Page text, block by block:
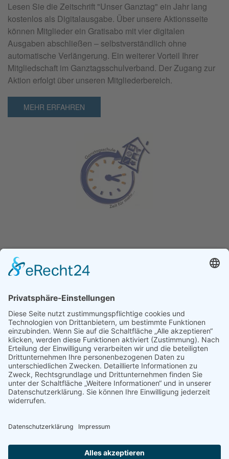
Lesen Sie die Zeitschrift "Unser Ganztag" ein Jahr lang
kostenlos als Digitalausgabe. Über unsere Aktionsseite
können Mitglieder ein Gratisabo mit vier digitalen
Ausgaben abschließen – selbstverständlich ohne
automatische Verlängerung. Ein weiterer Vorteil Ihrer
Mitgliedschaft im Ganztagsschulverband. Der Zugang zur
Aktion erfolgt über unseren Mitgliederbereich.
MEHR ERFAHREN
Ganz­tag­sschul­ver­band e.V.
04277 Leipzig
E-Mail:buelau@ganztagsschulverband.de